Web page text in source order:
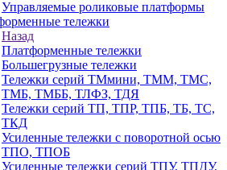
Управляемые роликовые платформы
тележки
Назад
Платформенные тележки
Большегрузные тележки
Тележки серий ТМмини, ТММ, ТМС,
ТМБ, ТМББ, ТЛФЗ, ТДЯ
Тележки серий ТП, ТПР, ТПБ, ТБ, ТС,
ТКД
Усиленные тележки с поворотной осью
ТПО, ТПОБ
Усиленные тележки серий ТПУ, ТПДУ,